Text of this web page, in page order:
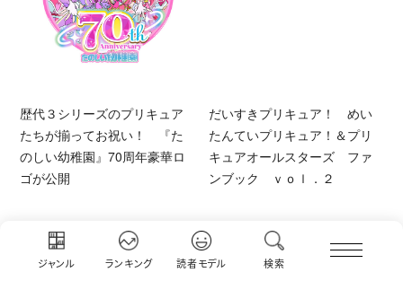
ジャンル ランキング 読者モデル 検索
歴代３シリーズのプリキュア
たちが揃ってお祝い！ 『た
のしい幼稚園』70周年豪華ロ
ゴが公開
だいすきプリキュア！ めい
たんていプリキュア！＆プリ
キュアオールスターズ ファ
ンブック ｖｏｌ．２
NEW